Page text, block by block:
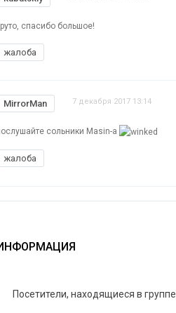
спасибо большое!
жалоба
MirrorMan 7 декабря 2017 13:14
сольники Masin-a
жалоба
Посетители, находящиеся в группе